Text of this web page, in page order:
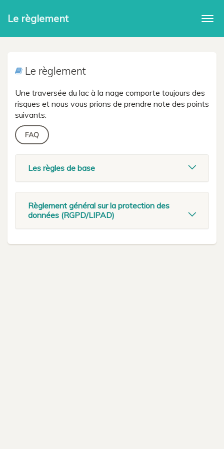
Le règlement
Le règlement
Une traversée du lac à la nage comporte toujours des
risques et nous vous prions de prendre note des points
suivants:
FAQ
Les règles de base
Règlement général sur la protection des
données (RGPD/LIPAD)